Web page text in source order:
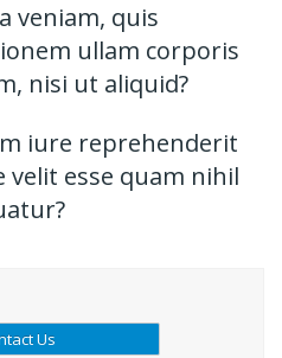
veniam, quis
ullam corporis
nisi ut aliquid?
iure reprehenderit
velit esse quam nihil
Us